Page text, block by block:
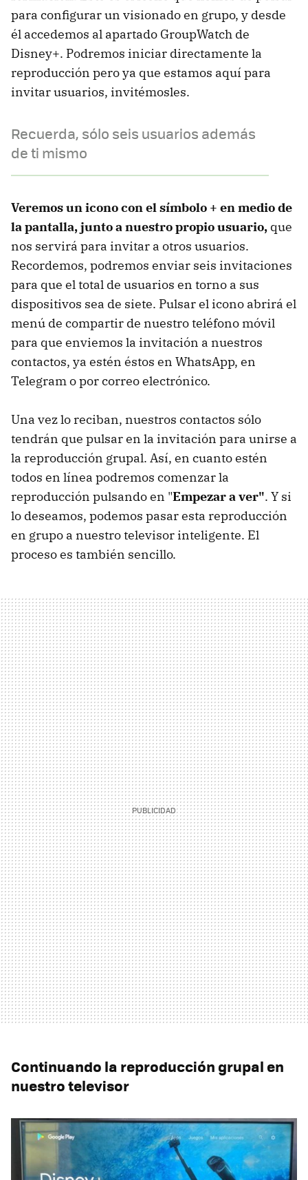
para configurar un visionado en grupo, y desde
él accedemos al apartado GroupWatch de
Disney+. Podremos iniciar directamente la
reproducción pero ya que estamos aquí para
invitar usuarios, invitémosles.
Recuerda, sólo seis usuarios además
de ti mismo
Veremos un icono con el símbolo + en medio de
la pantalla, junto a nuestro propio usuario, que
nos servirá para invitar a otros usuarios.
Recordemos, podremos enviar seis invitaciones
para que el total de usuarios en torno a sus
dispositivos sea de siete. Pulsar el icono abrirá el
menú de compartir de nuestro teléfono móvil
para que enviemos la invitación a nuestros
contactos, ya estén éstos en WhatsApp, en
Telegram o por correo electrónico.
Una vez lo reciban, nuestros contactos sólo
tendrán que pulsar en la invitación para unirse a
la reproducción grupal. Así, en cuanto estén
todos en línea podremos comenzar la
reproducción pulsando en "Empezar a ver". Y si
lo deseamos, podemos pasar esta reproducción
en grupo a nuestro televisor inteligente. El
proceso es también sencillo.
Continuando la reproducción grupal en
nuestro televisor